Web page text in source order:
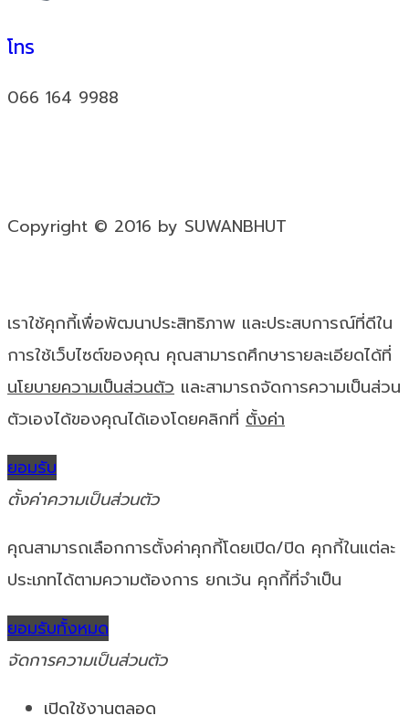
โทร
066 164 9988
Copyright © 2016 by SUWANBHUT
เราใช้คุกกี้เพื่อพัฒนาประสิทธิภาพ และประสบการณ์ที่ดีใน
การใช้เว็บไซต์ของคุณ คุณสามารถศึกษารายละเอียดได้ที่
นโยบายความเป็นส่วนตัว และสามารถจัดการความเป็นส่วน
ตัวเองได้ของคุณได้เองโดยคลิกที่ ตั้งค่า
ยอมรับ
ตั้งค่าความเป็นส่วนตัว
คุณสามารถเลือกการตั้งค่าคุกกี้โดยเปิด/ปิด คุกกี้ในแต่ละ
ประเภทได้ตามความต้องการ ยกเว้น คุกกี้ที่จำเป็น
ยอมรับทั้งหมด
จัดการความเป็นส่วนตัว
เปิดใช้งานตลอด